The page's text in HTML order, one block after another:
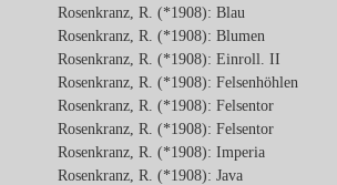
Rosenkranz, R. (*1908): Blau
Rosenkranz, R. (*1908): Blumen
Rosenkranz, R. (*1908): Einroll. II
Rosenkranz, R. (*1908): Felsenhöhlen
Rosenkranz, R. (*1908): Felsentor
Rosenkranz, R. (*1908): Felsentor
Rosenkranz, R. (*1908): Imperia
Rosenkranz, R. (*1908): Java